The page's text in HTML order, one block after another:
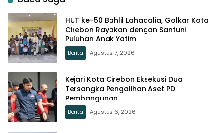
HUT ke-50 Bahlil Lahadalia, Golkar Kota
Cirebon Rayakan dengan Santuni
Puluhan Anak Yatim
Berita Agustus 7, 2026
Kejari Kota Cirebon Eksekusi Dua
Tersangka Pengalihan Aset PD
Pembangunan
Berita Agustus 6, 2026